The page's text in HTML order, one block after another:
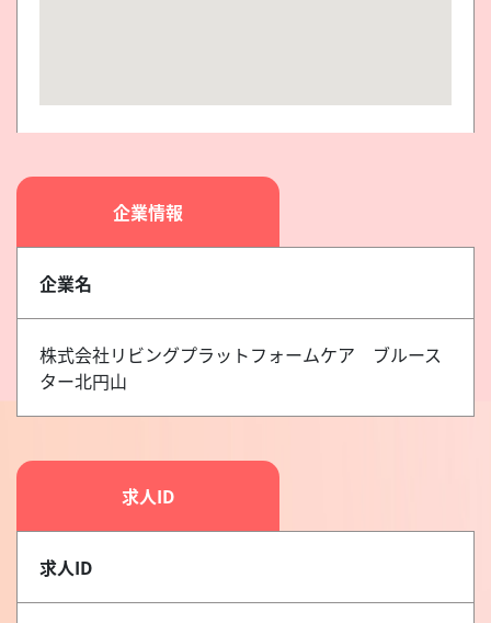
企業情報
企業名
株式会社リビングプラットフォームケア ブルース
ター北円山
求人ID
求人ID